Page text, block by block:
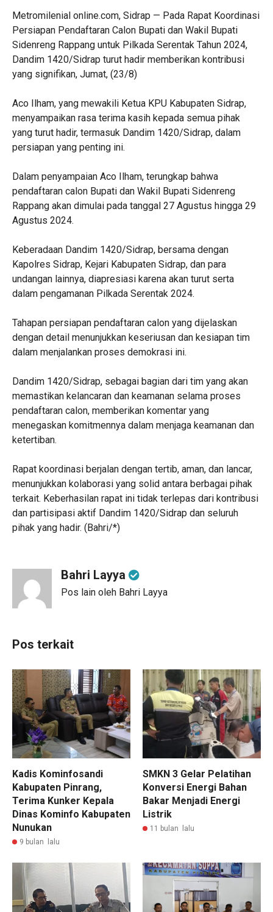
Metromilenial online.com, Sidrap — Pada Rapat Koordinasi
Persiapan Pendaftaran Calon Bupati dan Wakil Bupati
Sidenreng Rappang untuk Pilkada Serentak Tahun 2024,
Dandim 1420/Sidrap turut hadir memberikan kontribusi
yang signifikan, Jumat, (23/8)
Aco Ilham, yang mewakili Ketua KPU Kabupaten Sidrap,
menyampaikan rasa terima kasih kepada semua pihak
yang turut hadir, termasuk Dandim 1420/Sidrap, dalam
persiapan yang penting ini.
Dalam penyampaian Aco Ilham, terungkap bahwa
pendaftaran calon Bupati dan Wakil Bupati Sidenreng
Rappang akan dimulai pada tanggal 27 Agustus hingga 29
Agustus 2024.
Keberadaan Dandim 1420/Sidrap, bersama dengan
Kapolres Sidrap, Kejari Kabupaten Sidrap, dan para
undangan lainnya, diapresiasi karena akan turut serta
dalam pengamanan Pilkada Serentak 2024.
Tahapan persiapan pendaftaran calon yang dijelaskan
dengan detail menunjukkan keseriusan dan kesiapan tim
dalam menjalankan proses demokrasi ini.
Dandim 1420/Sidrap, sebagai bagian dari tim yang akan
memastikan kelancaran dan keamanan selama proses
pendaftaran calon, memberikan komentar yang
menegaskan komitmennya dalam menjaga keamanan dan
ketertiban.
Rapat koordinasi berjalan dengan tertib, aman, dan lancar,
menunjukkan kolaborasi yang solid antara berbagai pihak
terkait. Keberhasilan rapat ini tidak terlepas dari kontribusi
dan partisipasi aktif Dandim 1420/Sidrap dan seluruh
pihak yang hadir. (Bahri/*)
Bahri Layya
Pos lain oleh Bahri Layya
Pos terkait
Kadis Kominfosandi
Kabupaten Pinrang,
Terima Kunker Kepala
Dinas Kominfo Kabupaten
Nunukan
9 bulan lalu
SMKN 3 Gelar Pelatihan
Konversi Energi Bahan
Bakar Menjadi Energi
Listrik
11 bulan lalu